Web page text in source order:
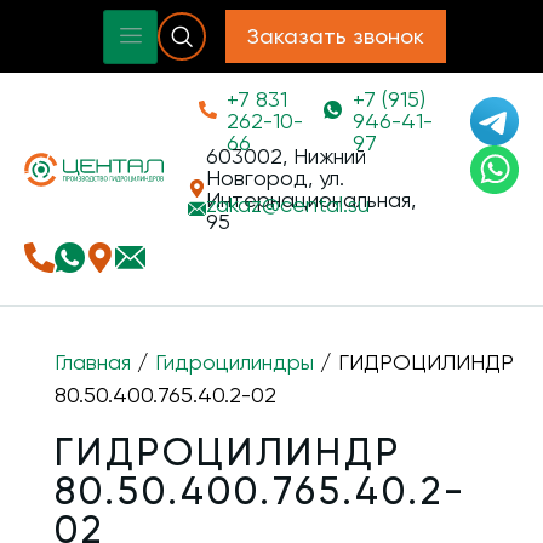
Заказать звонок
+7 831
262-10-
66
+7 (915)
946-41-
97
603002, Нижний
Новгород, ул.
Интернациональная,
95
zakaz@cental.su
Главная / Гидроцилиндры / ГИДРОЦИЛИНДР
80.50.400.765.40.2-02
ГИДРОЦИЛИНДР
80.50.400.765.40.2-
02